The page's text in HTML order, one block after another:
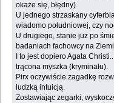
okaże się, błędny).
U jednego strzaskany
wiadomo południowej, czy
U drugiego, stanie już po
badaniach fachowcy na
I to jest dopiero Agata
trącona myszka (kryminału).
Pirx oczywiście zagadkę
ludzką intuicją.
Zostawiając zegarki,